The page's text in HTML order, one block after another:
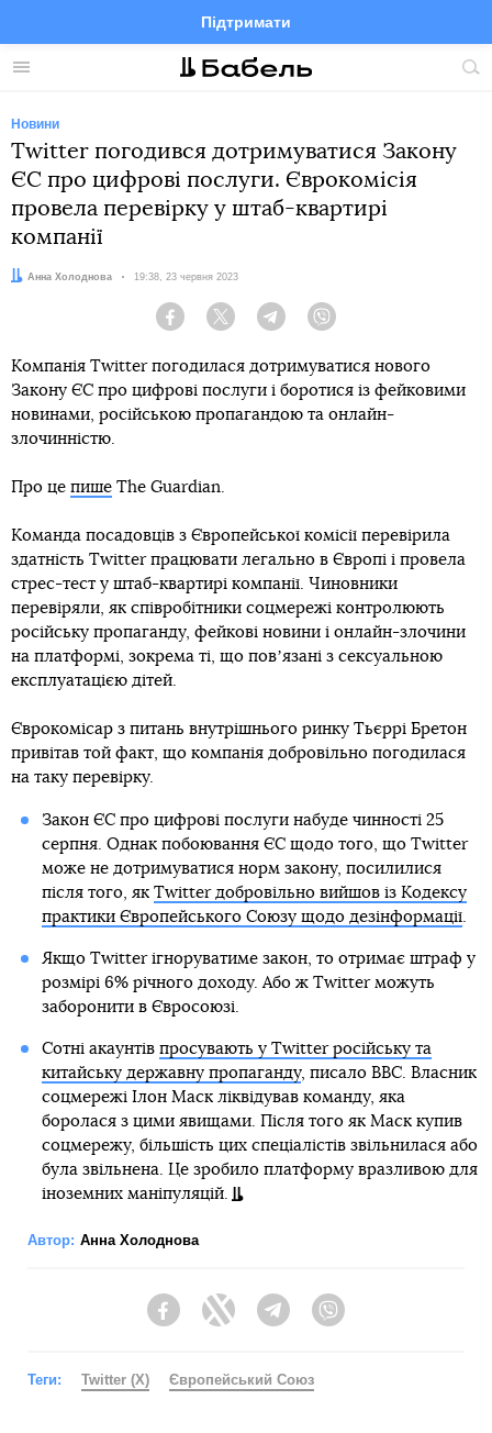
Меню
Підтримати
FacebookTelegramTwitter
Новини
Twitter погодився дотримуватися Закону
ЄС про цифрові послуги. Єврокомісія
провела перевірку у штаб-квартирі
компанії
Автор:
Анна Холоднова Дата:
19:38, 23 червня 2023
Facebook Twitter Telegram
Компанія Twitter погодилася дотримуватися нового
Закону ЄС про цифрові послуги і боротися із фейковими
новинами, російською пропагандою та онлайн-
злочинністю.
Про це пише The Guardian.
Команда посадовців з Європейської комісії перевірила
здатність Twitter працювати легально в Європі і провела
стрес-тест у штаб-квартирі компанії. Чиновники
перевіряли, як співробітники соцмережі контролюють
російську пропаганду, фейкові новини і онлайн-злочини
на платформі, зокрема ті, що повʼязані з сексуальною
експлуатацією дітей.
Єврокомісар з питань внутрішнього ринку Тьєррі Бретон
привітав той факт, що компанія добровільно погодилася
на таку перевірку.
Закон ЄС про цифрові послуги набуде чинності 25
серпня. Однак побоювання ЄС щодо того, що Twitter
може не дотримуватися норм закону, посилилися
після того, як Twitter добровільно вийшов із Кодексу
практики Європейського Союзу щодо дезінформації.
Якщо Twitter ігноруватиме закон, то отримає штраф у
розмірі 6% річного доходу. Або ж Twitter можуть
заборонити в Євросоюзі.
Сотні акаунтів просувають у Twitter російську та
китайську державну пропаганду, писало BBC. Власник
соцмережі Ілон Маск ліквідував команду, яка
боролася з цими явищами. Після того як Маск купив
соцмережу, більшість цих спеціалістів звільнилася або
була звільнена. Це зробило платформу вразливою для
іноземних маніпуляцій.
Автор: Анна Холоднова
FacebookTwitter Telegram
Теги: Twitter (X) Європейський Союз